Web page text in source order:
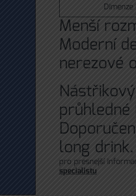
Menší
Moderní
nerezové
long drink.
pro presnejší
specialistu